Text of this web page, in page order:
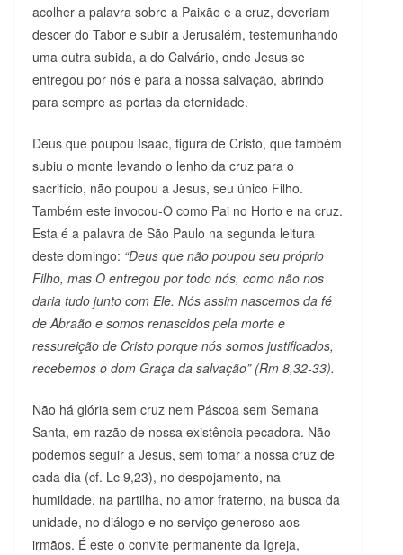
acolher a palavra sobre a Paixão e a cruz, deveriam
descer do Tabor e subir a Jerusalém, testemunhando
uma outra subida, a do Calvário, onde Jesus se
entregou por nós e para a nossa salvação, abrindo
para sempre as portas da eternidade.
Deus que poupou Isaac, figura de Cristo, que também
subiu o monte levando o lenho da cruz para o
sacrifício, não poupou a Jesus, seu único Filho.
Também este invocou-O como Pai no Horto e na cruz.
Esta é a palavra de São Paulo na segunda leitura
deste domingo: “Deus que não poupou seu próprio
Filho, mas O entregou por todo nós, como não nos
daria tudo junto com Ele. Nós assim nascemos da fé
de Abraão e somos renascidos pela morte e
ressureição de Cristo porque nós somos justificados,
recebemos o dom Graça da salvação” (Rm 8,32-33).
Não há glória sem cruz nem Páscoa sem Semana
Santa, em razão de nossa existência pecadora. Não
podemos seguir a Jesus, sem tomar a nossa cruz de
cada dia (cf. Lc 9,23), no despojamento, na
humildade, na partilha, no amor fraterno, na busca da
unidade, no diálogo e no serviço generoso aos
irmãos. É este o convite permanente da Igreja,